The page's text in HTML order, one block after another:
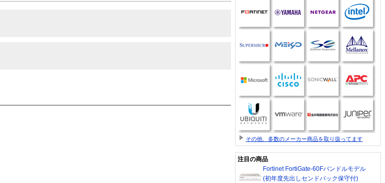
その他、多数のメーカー商品を取り扱ってます
注目の商品
Fortinet FortiGate-60Fバンドルモデル
(初年度先出しセンドバック保守付)